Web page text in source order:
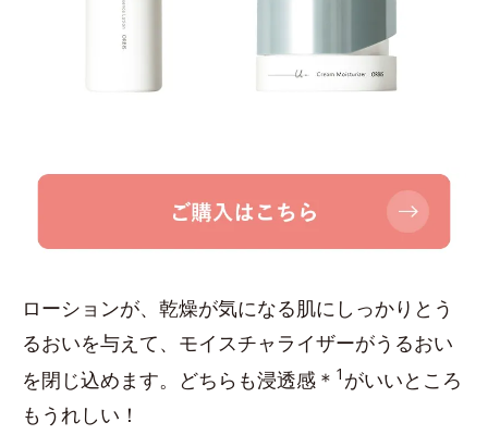
ローションが、乾燥が気になる肌にしっかりとう
るおいを与えて、モイスチャライザーがうるおい
を閉じ込めます。どちらも浸透感＊ 1 がいいところ
もうれしい！